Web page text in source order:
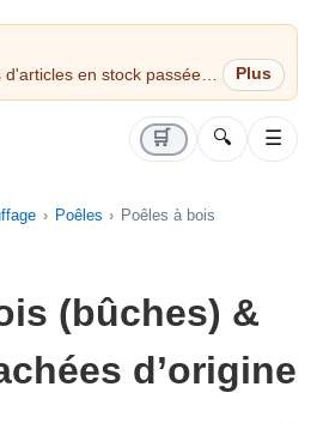
en stock passées
le jour même (jours
🛒 🔍 ☰
Poêles Poêles à bois
(bûches) &
d’origine